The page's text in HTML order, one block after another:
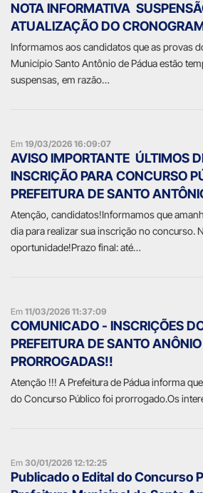
NOTA INFORMATIVA 
ATUALIZAÇÃO DO
Informamos aos candidatos que as provas
Município Santo Antônio de Pádua estão
suspensas, em razão…
Em 19/03/2026 16:09:07
AVISO IMPORTANTE  ÚLTIMOS
INSCRIÇÃO PARA CONCURSO
PREFEITURA DE SANTO
Atenção, candidatos!Informamos que
dia para realizar sua inscrição no concurso.
oportunidade!Prazo final: até…
Em 11/03/2026 11:37:09
COMUNICADO - INSCRIÇÕES
PREFEITURA DE SANTO
PRORROGADAS!!
Atenção !!! A Prefeitura de Pádua informa
do Concurso Público foi prorrogado.Os
Em 30/01/2026 12:12:25
Publicado o Edital do Concurso